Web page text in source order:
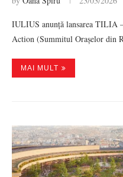
IULIUS anunță lansarea TILIA
Action (Summitul Orașelor din
MAI MULT